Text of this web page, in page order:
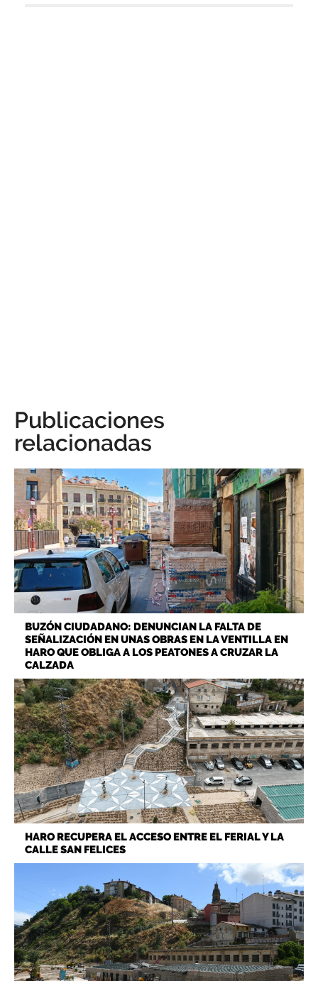
Publicaciones
relacionadas
BUZÓN CIUDADANO: DENUNCIAN LA FALTA DE
SEÑALIZACIÓN EN UNAS OBRAS EN LA VENTILLA EN
HARO QUE OBLIGA A LOS PEATONES A CRUZAR LA
CALZADA
HARO RECUPERA EL ACCESO ENTRE EL FERIAL Y LA
CALLE SAN FELICES